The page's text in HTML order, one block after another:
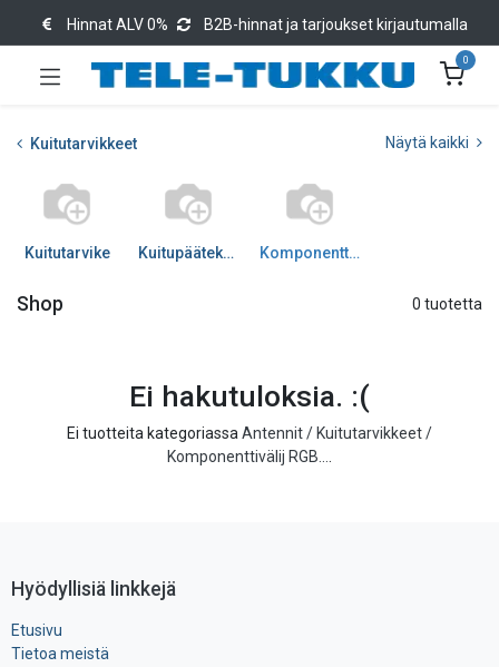
Hinnat ALV 0% B2B-hinnat ja tarjoukset kirjautumalla
0
Kuitutarvikkeet Näytä kaikki
Kuitutarvike Kuitupäätekotelot Komponenttivälij RGB...
Shop 0 tuotetta
Ei hakutuloksia. :(
Ei tuotteita kategoriassa Antennit / Kuitutarvikkeet /
Komponenttivälij RGB...
Hyödyllisiä linkkejä
Etusivu
Tietoa meistä